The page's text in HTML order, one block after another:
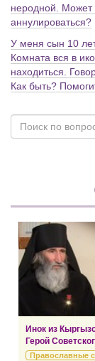
неродной. Может
аннулироваться?
У меня сын 10
Комната вся в
находиться.
Как быть?
Инок из
Герой
Православные